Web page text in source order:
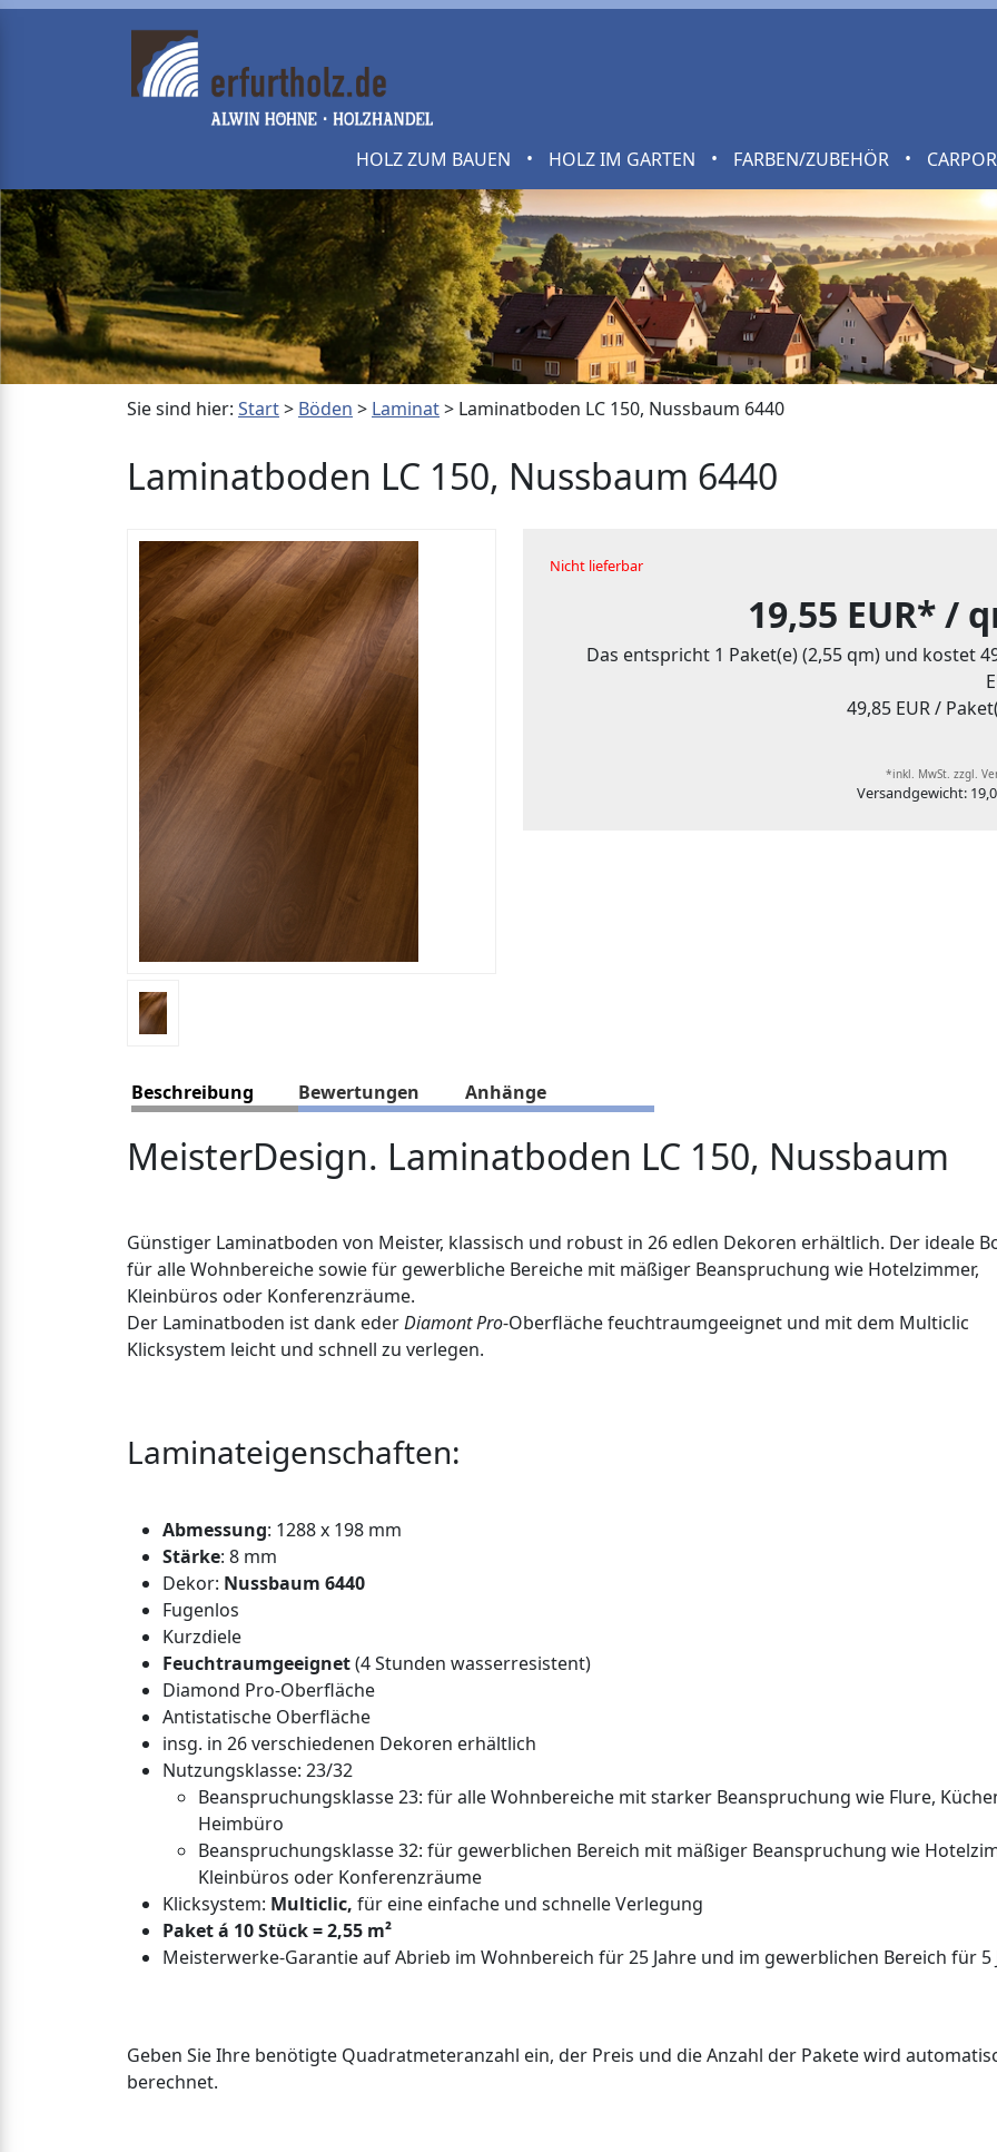
HOLZ ZUM BAUEN • HOLZ IM GARTEN • FARBEN/ZUBEHÖR •
Sie sind hier: Start> Böden > Laminat> Laminatboden LC 150, Nussbaum 6440
Laminatboden LC 150, Nussbaum 6440
Nicht lieferbar
19,55 EUR*/
Das entspricht 1 Paket(e) (2,55 qm) und kostet
49,85 EUR/
*inkl. MwSt. zzgl.
Versandgewicht:
Beschreibung Bewertungen Anhänge
MeisterDesign. Laminatboden LC 150, Nussbaum
Günstiger Laminatboden von Meister, klassisch und robust in 26 edlen Dekoren erhältlich. Der ideale
für alle Wohnbereiche sowie für gewerbliche Bereiche mit mäßiger Beanspruchung wie Hotelzimmer,
Kleinbüros oder Konferenzräume.
Der Laminatboden ist dank ederDiamont Pro-Oberfläche feuchtraumgeeignet und mit dem Multiclic
Klicksystem leicht und schnell zu verlegen.
Laminateigenschaften:
Abmessung: 1288 x 198 mm
Stärke: 8 mm
Dekor: Nussbaum 6440
Fugenlos
Kurzdiele
Feuchtraumgeeignet(4 Stunden wasserresistent)
Diamond Pro-Oberfläche
Antistatische Oberfläche
insg. in 26 verschiedenen Dekoren erhältlich
Nutzungsklasse: 23/32
Beanspruchungsklasse 23: für alle Wohnbereiche mit starker Beanspruchung wie Flure,
Heimbüro
Beanspruchungsklasse 32: für gewerblichen Bereich mit mäßiger Beanspruchung wie
Kleinbüros oder Konferenzräume
Klicksystem: Multiclic, für eine einfache und schnelle Verlegung
Paket á 10 Stück = 2,55 m²
Meisterwerke-Garantie auf Abrieb im Wohnbereich für 25 Jahre und im gewerblichen Bereich für 5
Geben Sie Ihre benötigte Quadratmeteranzahl ein, der Preis und die Anzahl der Pakete wird
berechnet.